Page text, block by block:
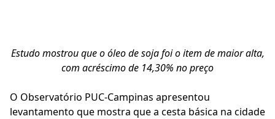
Estudo mostrou que o óleo de soja foi o item de maior alta,
com acréscimo de 14,30% no preço
O Observatório PUC-Campinas apresentou
levantamento que mostra que a cesta básica na cidade